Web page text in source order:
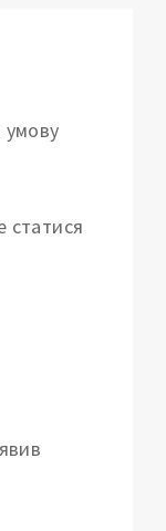
статися